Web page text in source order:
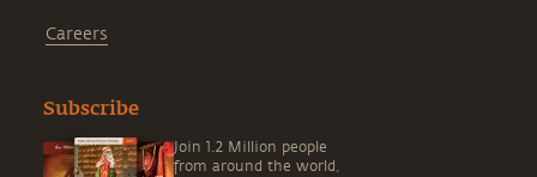
Careers
Subscribe
Join 1.2 Million people
from around the world,